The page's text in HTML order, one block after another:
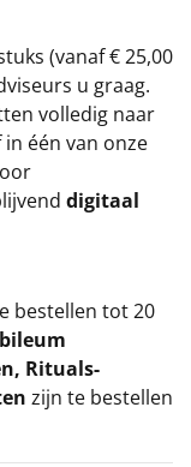
(vanaf € 25,00
u graag.
volledig naar
één van onze
digitaal
bestellen tot 20
, Rituals-
zijn te bestellen